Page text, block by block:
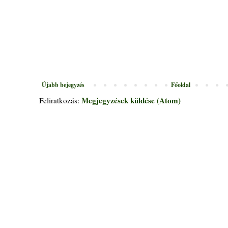
Újabb bejegyzés Főoldal
Feliratkozás: Megjegyzések küldése (Atom)